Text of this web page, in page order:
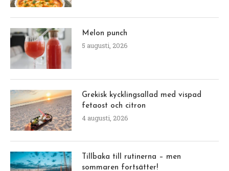
Melon punch
5 augusti, 2026
Grekisk kycklingsallad med vispad
fetaost och citron
4 augusti, 2026
Tillbaka till rutinerna – men
sommaren fortsätter!